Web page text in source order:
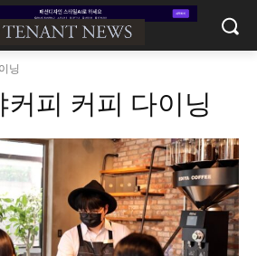
닝
커피 커피 다이닝